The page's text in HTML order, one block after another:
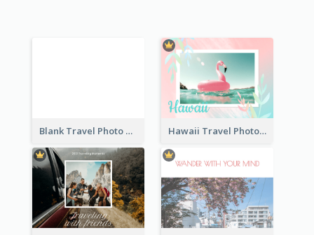
Blank Travel Photo Book Hawaii Travel Photo Book